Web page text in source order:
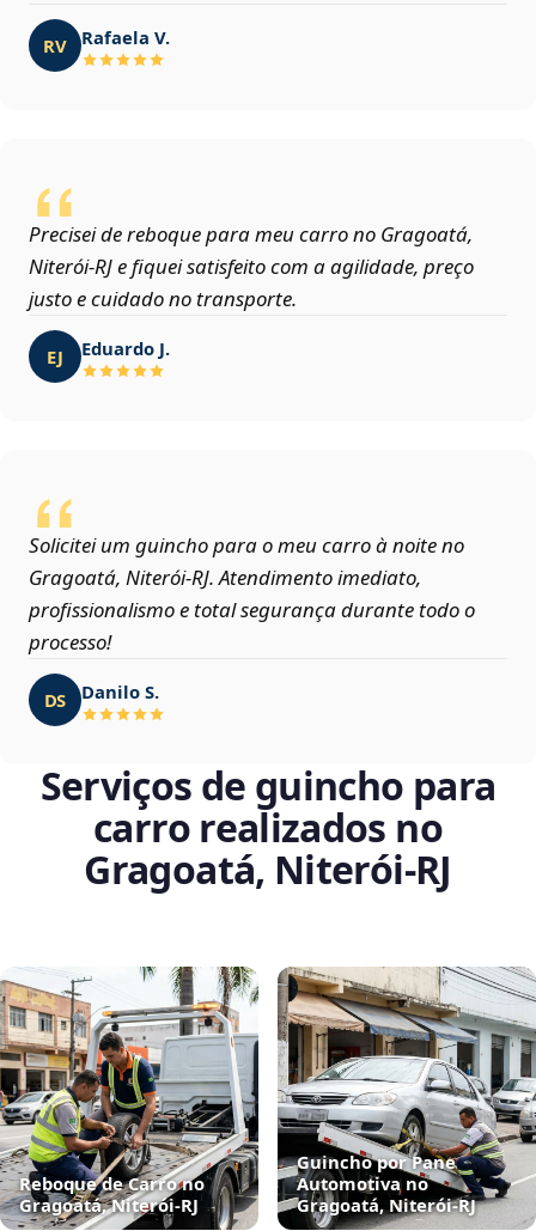
RV Rafaela V.
Precisei de reboque para meu carro no Gragoatá,
Niterói‑RJ e fiquei satisfeito com a agilidade, preço
justo e cuidado no transporte.
EJ Eduardo J.
Solicitei um guincho para o meu carro à noite no
Gragoatá, Niterói‑RJ. Atendimento imediato,
profissionalismo e total segurança durante todo o
processo!
DS Danilo S.
Serviços de guincho para
carro realizados no
Gragoatá, Niterói‑RJ
Reboque de Carro no
Gragoatá, Niterói‑RJ
Guincho por Pane
Automotiva no
Gragoatá, Niterói‑RJ